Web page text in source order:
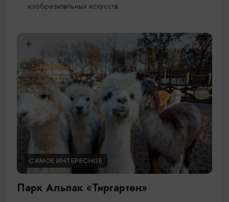
изобразительных искусств
САМОЕ ИНТЕРЕСНОЕ
Парк Альпак «Тиргартен»